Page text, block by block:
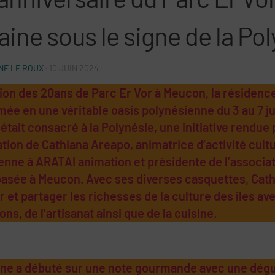
sous le signe de la
LE ROUX · 10 JUIN 2024
des 20ans de Parc Er Vor à Meucon, la
en une véritable oasis polynésienne du 3 au 7
consacré à la Polynésie, une initiative rendue
de Cathiana Areapo, animatrice d’activité
à ARATAI animation et présidente de
à Meucon. Avec ses diverses casquettes,
et partager les richesses de la culture des îles
de l’artisanat ainsi que de la cuisine.
a débuté sur une note gourmande avec une